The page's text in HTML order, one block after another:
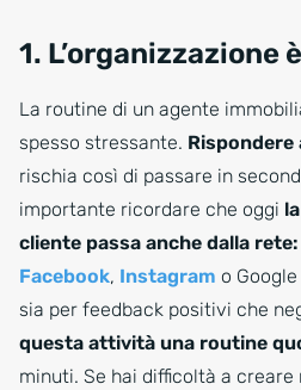
1. L’organizzazione
La routine di un agente
spesso stressante. Rispondere
rischia così di passare in
importante ricordare che oggi
cliente passa anche dalla rete:
Facebook, Instagram o
sia per feedback positivi che
questa attività una routine
minuti. Se hai difficoltà a